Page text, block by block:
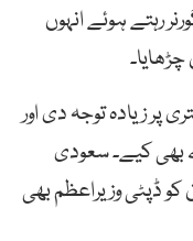
رہتے ہوئے انہوں
پر زیادہ توجہ دی اور
کیے۔ سعودی
ڈپٹی وزیراعظم بھی